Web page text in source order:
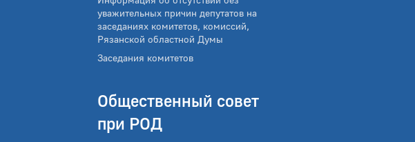
уважительных причин депутатов на
заседаниях комитетов, комиссий,
Рязанской областной Думы
Заседания комитетов
Общественный совет
при РОД